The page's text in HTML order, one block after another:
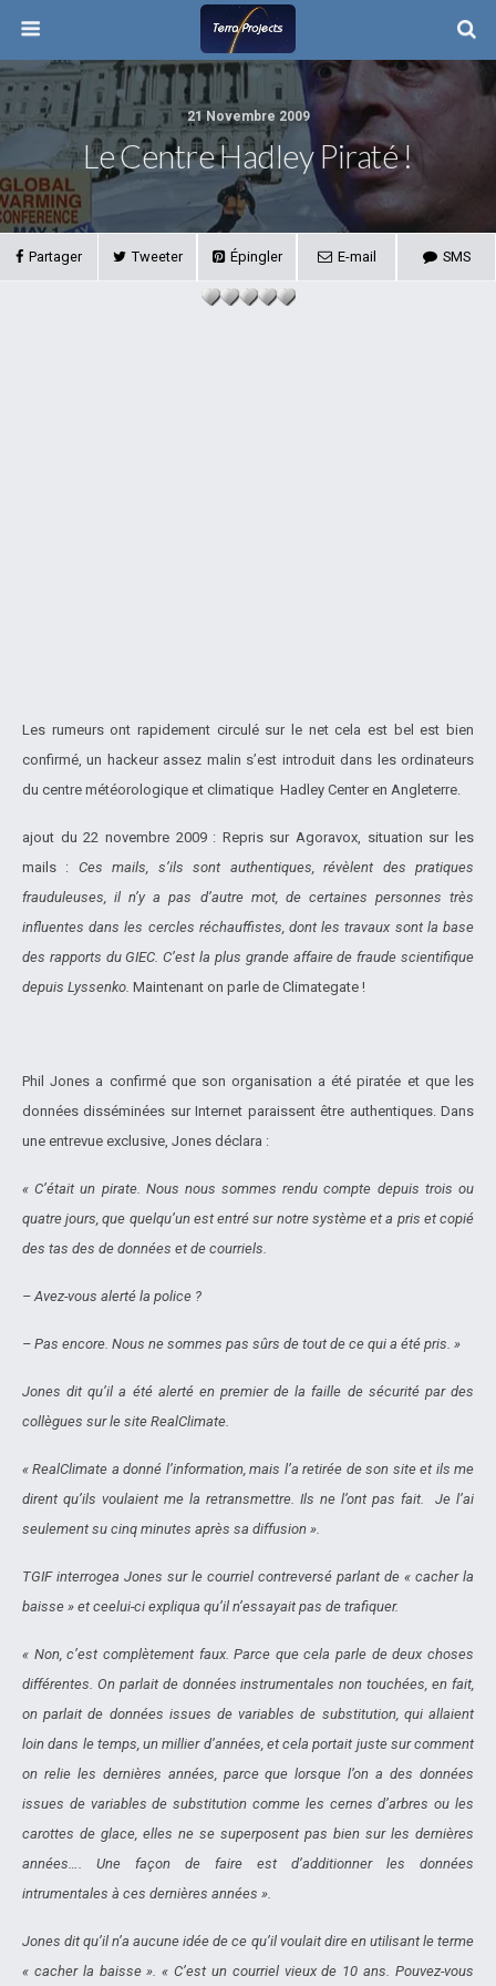
21 Novembre 2009
Le Centre Hadley Piraté !
Partager Tweeter Épingler E-mail SMS
Les rumeurs ont rapidement circulé sur le net cela est bel est bien
confirmé, un hackeur assez malin s’est introduit dans les ordinateurs
du centre météorologique et climatique Hadley Center en Angleterre.
ajout du 22 novembre 2009 : Repris sur Agoravox, situation sur les
mails : Ces mails, s’ils sont authentiques, révèlent des pratiques
frauduleuses, il n’y a pas d’autre mot, de certaines personnes très
influentes dans les cercles réchauffistes, dont les travaux sont la base
des rapports du GIEC. C’est la plus grande affaire de fraude scientifique
depuis Lyssenko. Maintenant on parle de Climategate !
Phil Jones a confirmé que son organisation a été piratée et que les
données disséminées sur Internet paraissent être authentiques. Dans
une entrevue exclusive, Jones déclara :
« C’était un pirate. Nous nous sommes rendu compte depuis trois ou
quatre jours, que quelqu’un est entré sur notre système et a pris et copié
des tas des de données et de courriels.
– Avez-vous alerté la police ?
– Pas encore. Nous ne sommes pas sûrs de tout de ce qui a été pris. »
Jones dit qu’il a été alerté en premier de la faille de sécurité par des
collègues sur le site RealClimate.
« RealClimate a donné l’information, mais l’a retirée de son site et ils me
dirent qu’ils voulaient me la retransmettre. Ils ne l’ont pas fait. Je l’ai
seulement su cinq minutes après sa diffusion ».
TGIF interrogea Jones sur le courriel contreversé parlant de « cacher la
baisse » et ceelui-ci expliqua qu’il n’essayait pas de trafiquer.
« Non, c’est complètement faux. Parce que cela parle de deux choses
différentes. On parlait de données instrumentales non touchées, en fait,
on parlait de données issues de variables de substitution, qui allaient
loin dans le temps, un millier d’années, et cela portait juste sur comment
on relie les dernières années, parce que lorsque l’on a des données
issues de variables de substitution comme les cernes d’arbres ou les
carottes de glace, elles ne se superposent pas bien sur les dernières
années…. Une façon de faire est d’additionner les données
intrumentales à ces dernières années ».
Jones dit qu’il n’a aucune idée de ce qu’il voulait dire en utilisant le terme
« cacher la baisse ». « C’est un courriel vieux de 10 ans. Pouvez-vous